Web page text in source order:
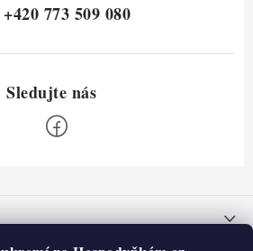
+420 773 509 080